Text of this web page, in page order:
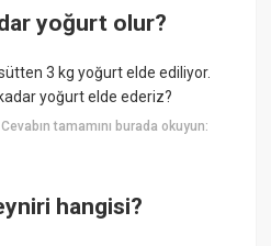
yoğurt olur?
3 kg yoğurt elde ediliyor.
yoğurt elde ederiz?
Cevabın tamamını burada okuyun:
hangisi?